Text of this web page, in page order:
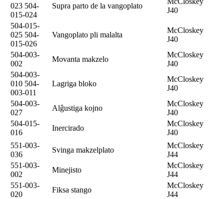
023 504-
015-024
Supra parto de la vangoplato
J40
504-015-
025 504-
015-026
Vangoplato pli malalta
McCloskey
J40
504-003-
002
Movanta makzelo
McCloskey
J40
504-003-
010 504-
003-011
Lagriga bloko
McCloskey
J40
504-003-
027
Alĝustiga kojno
McCloskey
J40
504-015-
016
Inercirado
McCloskey
J40
551-003-
036
Svinga makzelplato
McCloskey
J44
551-003-
002
Minejisto
McCloskey
J44
551-003-
020
Fiksa stango
McCloskey
J44